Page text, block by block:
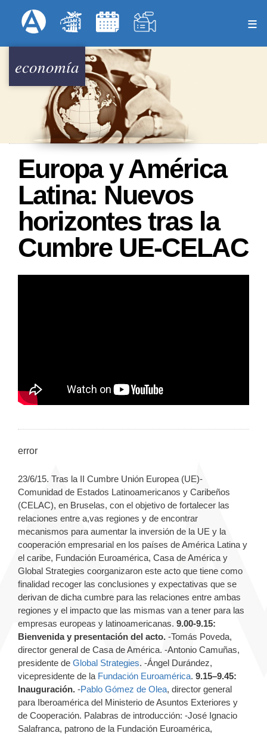
al
principal
Menú Superior
economía
Europa y América
Latina: Nuevos
horizontes tras la
Cumbre UE-CELAC
error
23/6/15. Tras la II Cumbre Unión Europea (UE)-
Comunidad de Estados Latinoamericanos y Caribeños
(CELAC), en Bruselas, con el objetivo de fortalecer las
relaciones entre a,vas regiones y de encontrar
mecanismos para aumentar la inversión de la UE y la
cooperación empresarial en los países de América Latina y
el caribe, Fundación Euroamérica, Casa de América y
Global Strategies coorganizaron este acto que tiene como
finalidad recoger las conclusiones y expectativas que se
derivan de dicha cumbre para las relaciones entre ambas
regiones y el impacto que las mismas van a tener para las
empresas europeas y latinoamericanas. 9.00-9.15:
Bienvenida y presentación del acto. -Tomás Poveda,
director general de Casa de América. -Antonio Camuñas,
presidente de Global Strategies. -Ángel Durández,
vicepresidente de la Fundación Euroamérica. 9.15–9.45:
Inauguración. -Pablo Gómez de Olea, director general
para Iberoamérica del Ministerio de Asuntos Exteriores y
de Cooperación. Palabras de introducción: -José Ignacio
Salafranca, patrono de la Fundación Euroamérica,